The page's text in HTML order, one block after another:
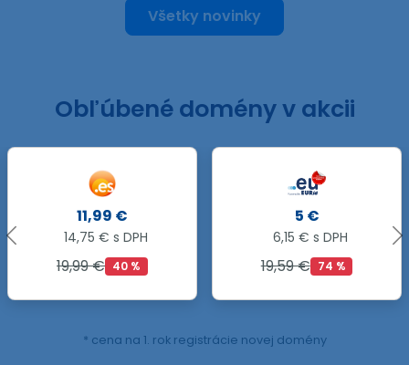
Všetky novinky
Obľúbené domény v akcii
5 €
6,15 € s DPH
19,59 € 74 %
.GROUP
44,90 €
55,23 € s DPH
* cena na 1. rok registrácie novej domény